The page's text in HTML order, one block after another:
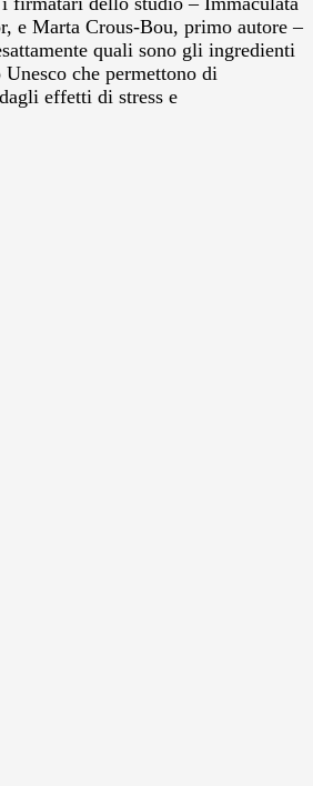
e Marta Crous-Bou, primo autore –
quali sono gli ingredienti
che permettono di
effetti di stress e